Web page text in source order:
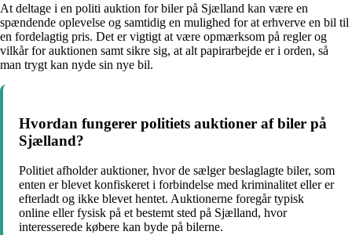
At deltage i en politi auktion for biler på Sjælland kan være en
spændende oplevelse og samtidig en mulighed for at erhverve en bil til
en fordelagtig pris. Det er vigtigt at være opmærksom på regler og
vilkår for auktionen samt sikre sig, at alt papirarbejde er i orden, så
man trygt kan nyde sin nye bil.
Hvordan fungerer politiets auktioner af biler på
Sjælland?
Politiet afholder auktioner, hvor de sælger beslaglagte biler, som
enten er blevet konfiskeret i forbindelse med kriminalitet eller er
efterladt og ikke blevet hentet. Auktionerne foregår typisk
online eller fysisk på et bestemt sted på Sjælland, hvor
interesserede købere kan byde på bilerne.